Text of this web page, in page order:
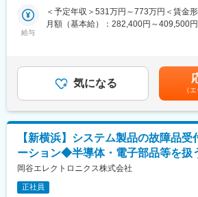
・年間休日127日
・土日祝休み
2023年度：６名入社／定着率100％
2024年度：10名入社／定着率90％
2025年度：11名入社／定着率90％
ーーーーーーーー
■ オーティ・コムネットについて：
1973年に創業し、オフィスの音声ネッ
般のトータルソリューションの提供をし
ますます高度に、複雑になるITインフラ
向上は欠かせません。ネットワークを中
ー）／開発部門／施工部門）との設計に
・無線機設備構成の仕様策定、施工会社
＜使用ツール＞
■働き方：
出社/在宅率：出社：60%／在宅：40%
フレックス利用状況：可
■本ポジションの魅力：
KDDIのモバイルインフラの要となる基
無線だけでなく、構造・附帯といった周
給与
＜予定年収＞531万円～773万円＜賃金
月額（基本給）：282,400円～409,500
昇給：年1回（10月）賃金はあくまでも
を通じて上下する可能性があります。月
気になる
（
【新横浜】システム製品の故障品
ーション◆半導体・電子部品等を扱
岡谷エレクトロニクス株式会社
正社員